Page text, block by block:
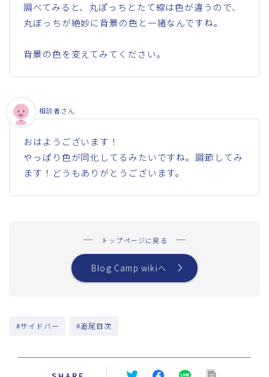
調べてみると、丸ぽっちとたて線は色が違うので、
丸ぼっちが絶妙に背景の色と一緒なんですね。
背景の色を変えてみてください。
おはようございます！
やっぱり色が同化してるみたいですね。調節してみ
ます！どうもありがとうございます。
相談者さん
トップページに戻る
Blog Camp wikiへ
#サイドバー #追尾目次